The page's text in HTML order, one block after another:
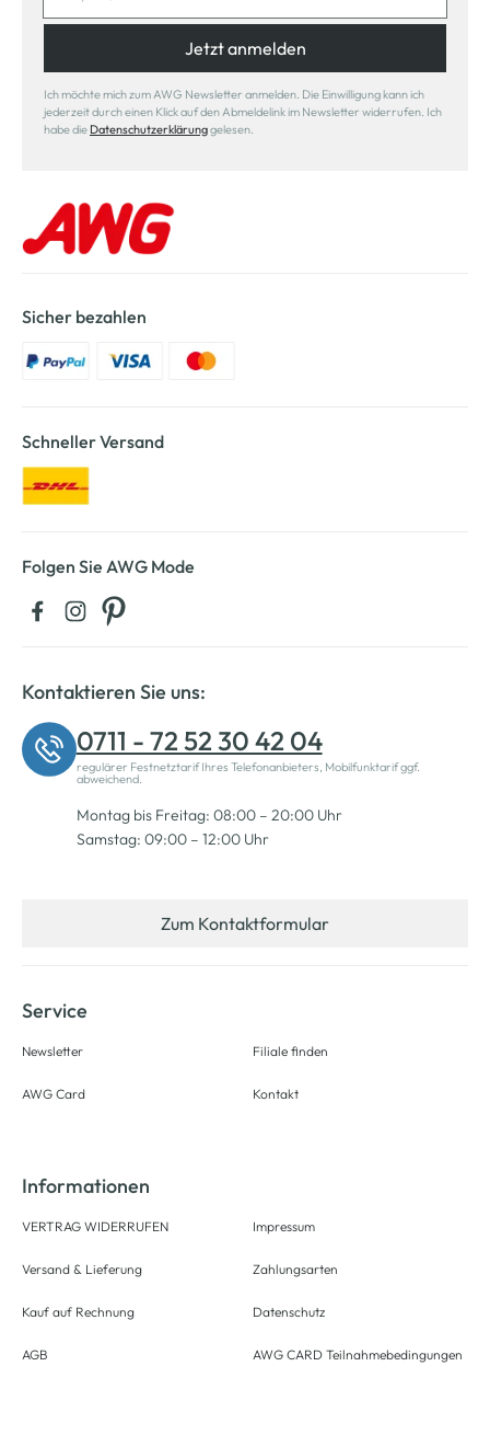
Jetzt anmelden
Ich möchte mich zum AWG Newsletter anmelden. Die Einwilligung kann ich
jederzeit durch einen Klick auf den Abmeldelink im Newsletter widerrufen. Ich
habe die Datenschutzerklärunggelesen.
Sicher bezahlen
Schneller Versand
Folgen Sie AWG Mode
Kontaktieren Sie uns:
0711 - 72 52 30 42 04
regulärer Festnetztarif Ihres Telefonanbieters, Mobilfunktarif ggf.
abweichend.
Montag bis Freitag: 08:00 – 20:00 Uhr
Samstag: 09:00 – 12:00 Uhr
Zum Kontaktformular
Service
Newsletter
AWG Card
Filiale finden
Kontakt
Informationen
VERTRAG WIDERRUFEN
Versand & Lieferung
Kauf auf Rechnung
AGB
Impressum
Zahlungsarten
Datenschutz
AWG CARD Teilnahmebedingungen